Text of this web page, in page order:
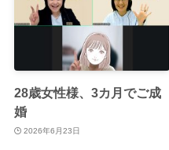
28歳女性様、3カ月でご成
婚
2026年6月23日